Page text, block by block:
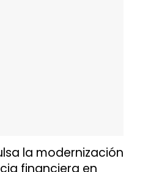
la modernización
financiera en